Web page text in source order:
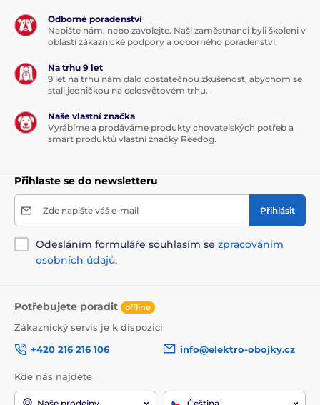
Odborné poradenství
Napište nám, nebo zavolejte. Naši zaměstnanci byli školeni v
oblasti zákaznické podpory a odborného poradenství.
Na trhu 9 let
9 let na trhu nám dalo dostatečnou zkušenost, abychom se
stali jedničkou na celosvětovém trhu.
Naše vlastní značka
Vyrábíme a prodáváme produkty chovatelských potřeb a
smart produktů vlastní značky Reedog.
Přihlaste se do newsletteru
Zde napište váš e-mail Přihlásit
Odesláním formuláře souhlasím se zpracováním
osobních údajů.
Potřebujete poradit offline
Zákaznický servis je k dispozici
+420 216 216 106
info@elektro-obojky.cz
Kde nás najdete